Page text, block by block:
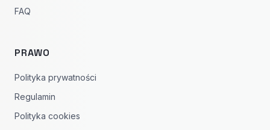
FAQ
PRAWO
Polityka prywatności
Regulamin
Polityka cookies